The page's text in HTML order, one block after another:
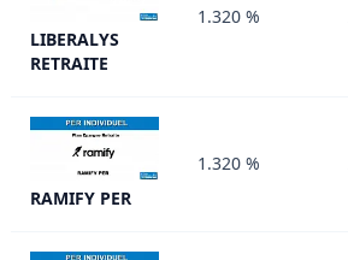
LIBERALYS
RETRAITE
1.320 %
RAMIFY PER
1.320 %